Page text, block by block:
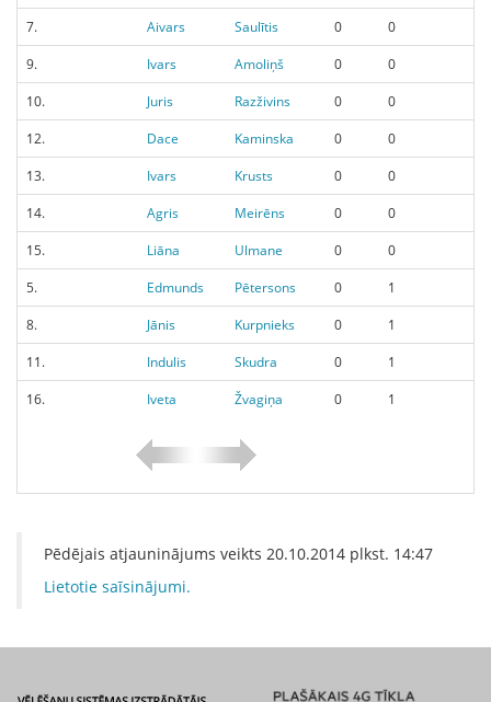
7.
Aivars Saulītis 0
0
9.
Ivars Amoliņš 0
0
10.
Juris Razživins 0
0
12.
Dace Kaminska 0
0
13.
Ivars Krusts 0
0
14.
Agris Meirēns 0
0
15.
Liāna Ulmane 0
0
5.
Edmunds Pētersons 0
1
8.
Jānis Kurpnieks 0
1
11.
Indulis Skudra 0
1
16.
Iveta Žvagiņa 0 1
Pēdējais atjauninājums veikts 20.10.2014 plkst. 14:47
Lietotie saīsinājumi.